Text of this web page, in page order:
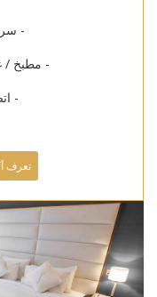
-
- مطبخ /
-
تعرف